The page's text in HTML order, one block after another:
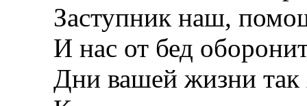
Заступник наш,
И нас от бед
Дни вашей жизни так